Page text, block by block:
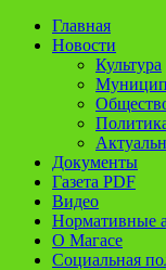
Главная
Новости
Культура
Документы
Газета PDF
Видео
Нормативные
О Магасе
Социальная